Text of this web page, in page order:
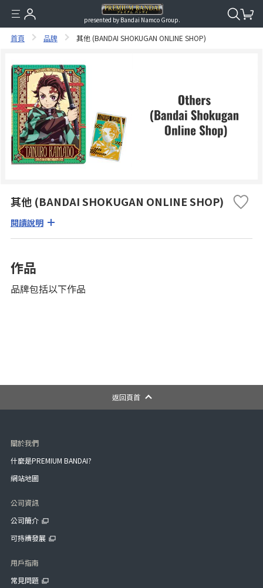
presented by Bandai Namco Group.
首頁 品牌 其他 (BANDAI SHOKUGAN ONLINE SHOP)
其他 (BANDAI SHOKUGAN ONLINE SHOP)
閱讀說明
作品
品牌包括以下作品
返回頁首
關於我們
什麼是PREMIUM BANDAI?
網站地圖
公司資訊
公司簡介
可持續發展
用戶指南
常見問題